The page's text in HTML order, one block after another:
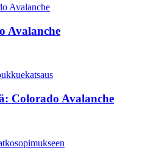
Avalanche
Colorado Avalanche